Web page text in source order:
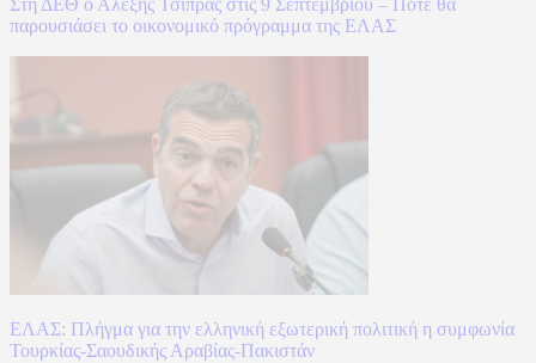
Στη ΔΕΘ ο Αλέξης Τσίπρας στις 9 Σεπτεμβρίου – Πότε θα
παρουσιάσει το οικονομικό πρόγραμμα της ΕΛΑΣ
ΕΛΑΣ: Πλήγμα για την ελληνική εξωτερική πολιτική η συμφωνία
Τουρκίας-Σαουδικής Αραβίας-Πακιστάν